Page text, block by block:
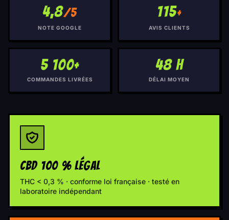
4,8/5
NOTE GOOGLE
115+
AVIS CLIENTS
5 100+
COMMANDES LIVRÉES
48 h
DÉLAI MOYEN
CBD 100 % LÉGAL
THC < 0,3 % · conforme loi française · testé en
laboratoire indépendant